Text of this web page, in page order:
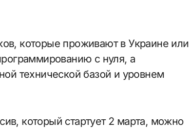
которые проживают в Украине или
с нуля, а
технической базой и уровнем
который стартует 2 марта, можно